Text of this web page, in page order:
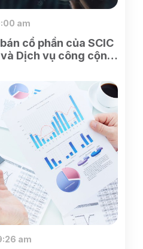
cổ phần của SCIC
Dịch vụ công cộng
am
am